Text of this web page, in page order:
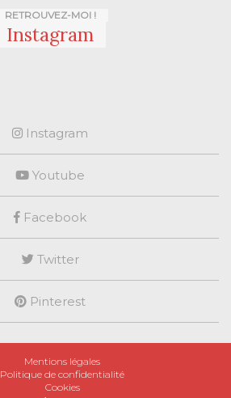
RETROUVEZ-MOI !
Instagram
Instagram
Youtube
Facebook
Twitter
Pinterest
Mentions légales
Politique de confidentialité
Cookies